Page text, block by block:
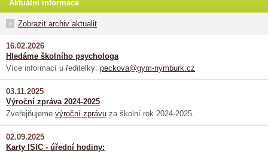
Aktuální informace
Zobrazit archiv aktualit
16.02.2026
Hledáme školního psychologa
Více informací u ředitelky: peckova@gym-nymburk.cz
03.11.2025
Výroční zpráva 2024-2025
Zveřejňujeme výroční zprávu za školní rok 2024-2025.
02.09.2025
Karty ISIC - úřední hodiny: